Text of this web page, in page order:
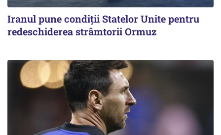
Iranul pune condiții Statelor Unite pentru
redeschiderea strâmtorii Ormuz